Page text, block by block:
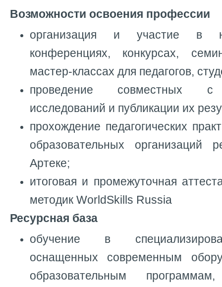
Возможности освоения профессии
организация и участие в
конференциях, конкурсах,
мастер-классах для педагогов,
проведение совместных с
исследований и публикации их
прохождение педагогических
образовательных организаций
Артеке;
итоговая и промежуточная
методик WorldSkills Russia
Ресурсная база
обучение в
оснащенных современным
образовательным